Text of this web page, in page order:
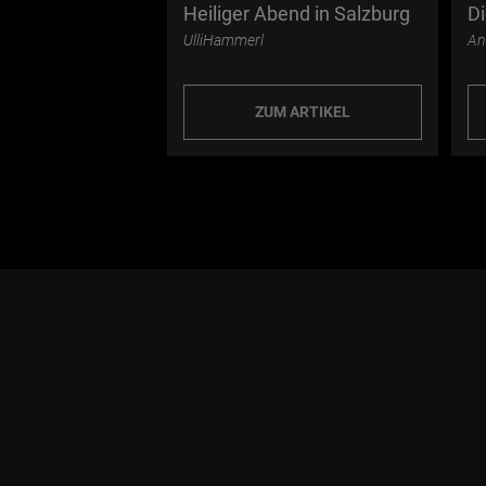
Heiliger Abend in Salzburg
UlliHammerl
ZUM ARTIKEL